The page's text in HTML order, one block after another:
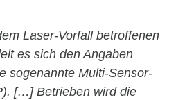
Laser-Vorfall betroffenen
es sich den Angaben
sogenannte Multi-Sensor-
[…] Betrieben wird die